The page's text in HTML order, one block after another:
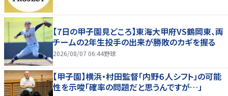
【7日の甲子園見どころ】東海大甲府VS鶴岡東、両
チームの2年生投手の出来が勝敗のカギを握る
2026/08/07 06:44野球
【甲子園】横浜・村田監督「内野６人シフト」の可能
性を示唆「確率の問題だと思うんですが…」